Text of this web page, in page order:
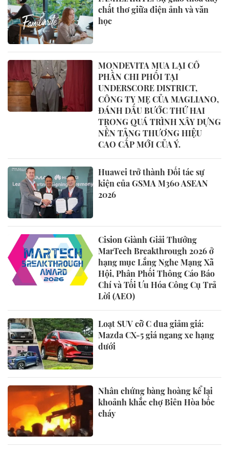
chất thơ giữa điện ảnh và văn
học
MONDEVITA MUA LẠI CỔ
PHẦN CHI PHỐI TẠI
UNDERSCORE DISTRICT,
CÔNG TY MẸ CỦA MAGLIANO,
ĐÁNH DẤU BƯỚC THỨ HAI
TRONG QUÁ TRÌNH XÂY DỰNG
NỀN TẢNG THƯƠNG HIỆU
CAO CẤP MỚI CỦA Ý.
Huawei trở thành Đối tác sự
kiện của GSMA M360 ASEAN
2026
Cision Giành Giải Thưởng
MarTech Breakthrough 2026 ở
hạng mục Lắng Nghe Mạng Xã
Hội, Phân Phối Thông Cáo Báo
Chí và Tối Ưu Hóa Công Cụ Trả
Lời (AEO)
Loạt SUV cỡ C đua giảm giá:
Mazda CX-5 giá ngang xe hạng
dưới
Nhân chứng bàng hoàng kể lại
khoảnh khắc chợ Biên Hòa bốc
cháy